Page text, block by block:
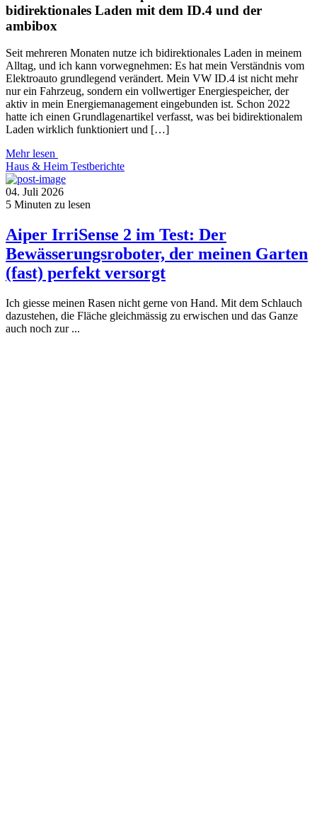
bidirektionales Laden mit dem ID.4 und der
ambibox
Seit mehreren Monaten nutze ich bidirektionales Laden in meinem
Alltag, und ich kann vorwegnehmen: Es hat mein Verständnis vom
Elektroauto grundlegend verändert. Mein VW ID.4 ist nicht mehr
nur ein Fahrzeug, sondern ein vollwertiger Energiespeicher, der
aktiv in mein Energiemanagement eingebunden ist. Schon 2022
hatte ich einen Grundlagenartikel verfasst, was bei bidirektionalem
Laden wirklich funktioniert und […]
Mehr lesen
Haus & Heim Testberichte
04. Juli 2026
5 Minuten zu lesen
Aiper IrriSense 2 im Test: Der
Bewässerungsroboter, der meinen Garten
(fast) perfekt versorgt
Ich giesse meinen Rasen nicht gerne von Hand. Mit dem Schlauch
dazustehen, die Fläche gleichmässig zu erwischen und das Ganze
auch noch zur ...